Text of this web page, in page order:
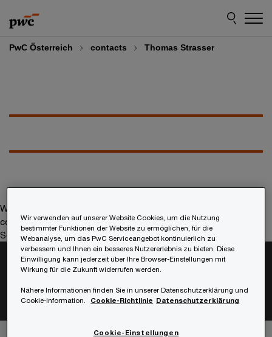
to
content
to
footer
PwC Österreich contacts Thomas Strasser
We help you meet tomorrow’s tech demands
compete at a speed that rewrites the rules
See how
Folgen Sie uns
Wir verwenden auf unserer Website Cookies, um die Nutzung
bestimmter Funktionen der Website zu ermöglichen, für die
Webanalyse, um das PwC Serviceangebot kontinuierlich zu
verbessern und Ihnen ein besseres Nutzererlebnis zu bieten. Diese
Einwilligung kann jederzeit über Ihre Browser-Einstellungen mit
Wirkung für die Zukunft widerrufen werden.
Nähere Informationen finden Sie in unserer Datenschutzerklärung und
Cookie-Information.
Cookie-Richtlinie Datenschutzerklärung
Cookie-Einstellungen